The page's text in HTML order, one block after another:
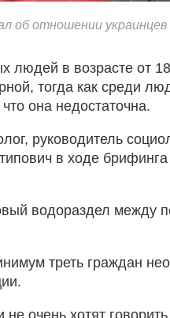
об отношении
людей в возрасте от
тогда как среди
она недостаточна.
руководитель
в ходе
водораздел между
треть граждан
очень хотят